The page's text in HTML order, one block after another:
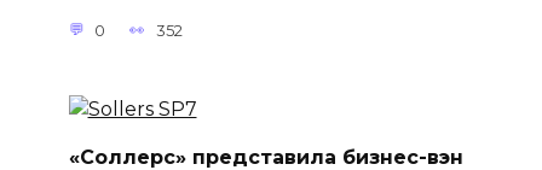
0 352
«Соллерс» представила бизнес-вэн